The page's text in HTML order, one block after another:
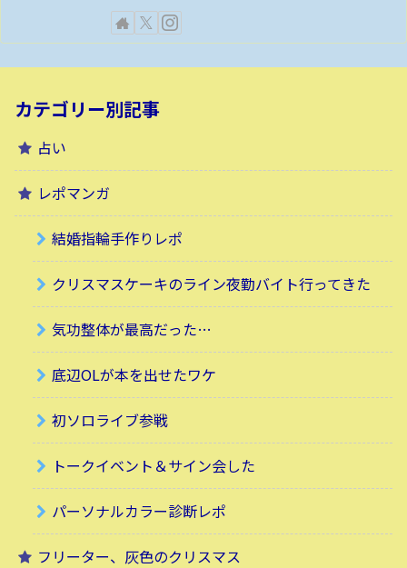
カテゴリー別記事
占い
レポマンガ
結婚指輪手作りレポ
クリスマスケーキのライン夜勤バイト行ってきた
気功整体が最高だった…
底辺OLが本を出せたワケ
初ソロライブ参戦
トークイベント＆サイン会した
パーソナルカラー診断レポ
フリーター、灰色のクリスマス